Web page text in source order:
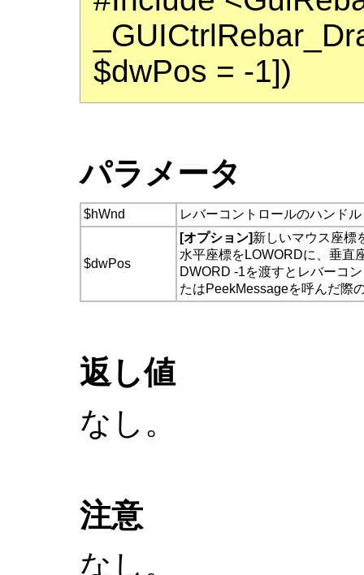
$dwPos = -1])
パラメータ
$hWnd レバーコントロールのハンドル
$dwPos
[オプション]新しいマウス座標
水平座標をLOWORDに、垂直
DWORD -1を渡すとレバーコ
たはPeekMessageを呼んだ際
返し値
なし。
注意
なし。